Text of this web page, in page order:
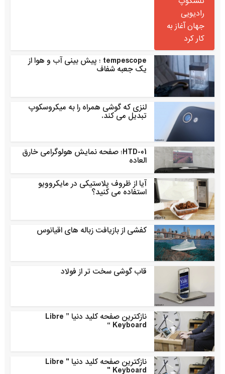
tempescope ؛ پیش بینی آب و هوا از
یک جعبه شفاف
لنزی که گوشی همراه را به میکروسکوپ
تبدیل می کند.
HTD-01؛ صفحه نمایش هولوگرامی خارق
العاده
آیا از ظروف پلاستیکی در مایکروویو
استفاده می کنید؟
کفشی از بازیافت زباله های اقیانوس
قاب گوشی سخت تر از فولاد
نازکترین صفحه کلید دنیا ” Libre
Keyboard “
نازکترین صفحه کلید دنیا " Libre
Keyboard "